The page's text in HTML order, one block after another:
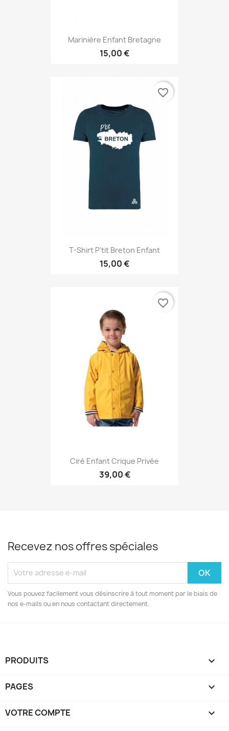
Marinière Enfant Bretagne
15,00 €
T-Shirt P'tit Breton Enfant
15,00 €
favorite_border
Ciré Enfant Crique Privée
39,00 €
favorite_border
Recevez nos offres spéciales
Vous pouvez facilement vous désinscrire à tout moment par le biais de
nos e-mails ou en nous contactant directement.
PRODUITS 
PAGES 
VOTRE COMPTE 